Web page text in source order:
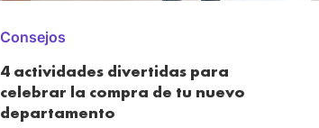
Consejos
4 actividades divertidas para
celebrar la compra de tu nuevo
departamento